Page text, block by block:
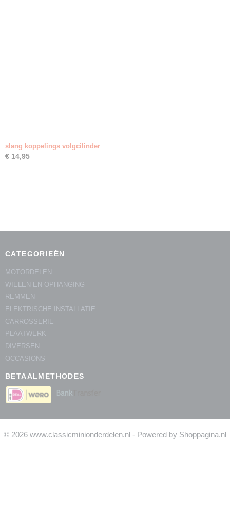
slang koppelings volgcilinder
€ 14,95
CATEGORIEËN
MOTORDELEN
WIELEN EN OPHANGING
REMMEN
ELEKTRISCHE INSTALLATIE
CARROSSERIE
PLAATWERK
DIVERSEN
OCCASIONS
BETAALMETHODES
© 2026 www.classicminionderdelen.nl - Powered by Shoppagina.nl